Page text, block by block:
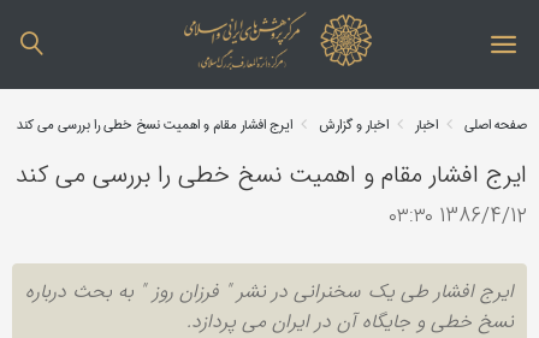
صفحه اصلی اخبار اخبار و گزارش ایرج افشار مقام و اهمیت نسخ خطی را بررسی می کند
ایرج افشار مقام و اهمیت نسخ خطی را بررسی می کند
1386/4/12 ۰۳:۳۰
ایرج افشار طی یک سخنرانی در نشر " فرزان روز " به بحث درباره
نسخ خطی و جایگاه آن در ایران می پردازد.